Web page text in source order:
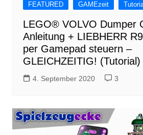
FEATURED GAMEzeit
LEGO® VOLVO Dumper
Anleitung + LIEBHERR
per Gamepad steuern –
GLEICHZEITIG! (Tutorial)
4. September 2020 3